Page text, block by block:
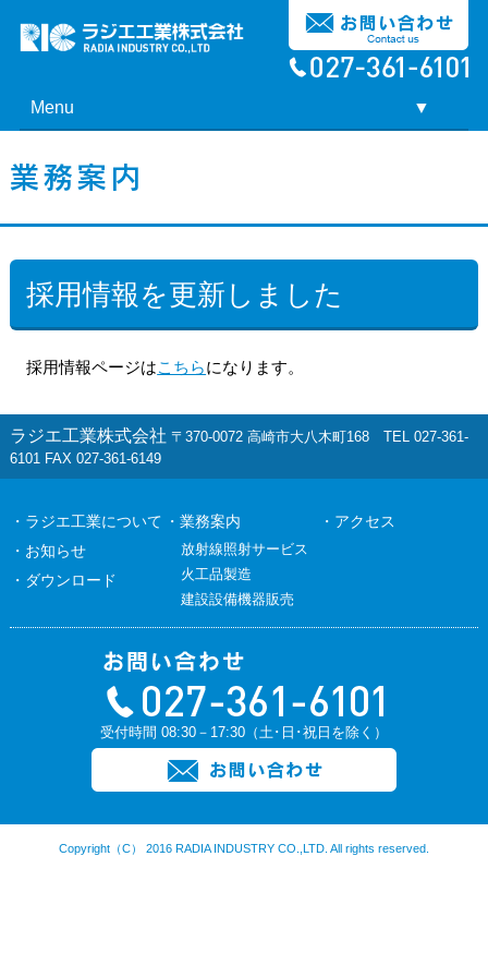
Menu ▼
採用情報を更新しました
採用情報ページはこちらになります。
ラジエ工業株式会社 〒370-0072 高崎市大八木町168 TEL 027-361-
6101 FAX 027-361-6149
・ラジエ工業について
・お知らせ
・ダウンロード
・業務案内
放射線照射サービス
火工品製造
建設設備機器販売
・アクセス
受付時間 08:30－17:30（土･日･祝日を除く）
Copyright（C） 2016 RADIA INDUSTRY CO.,LTD. All rights reserved.